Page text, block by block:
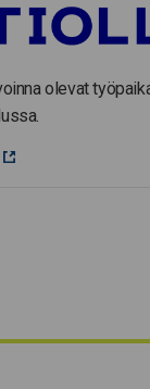
olevat